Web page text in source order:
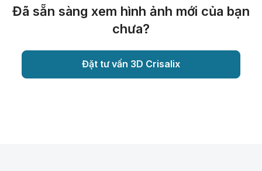
Đã sẵn sàng xem hình ảnh mới của bạn
chưa?
Đặt tư vấn 3D Crisalix